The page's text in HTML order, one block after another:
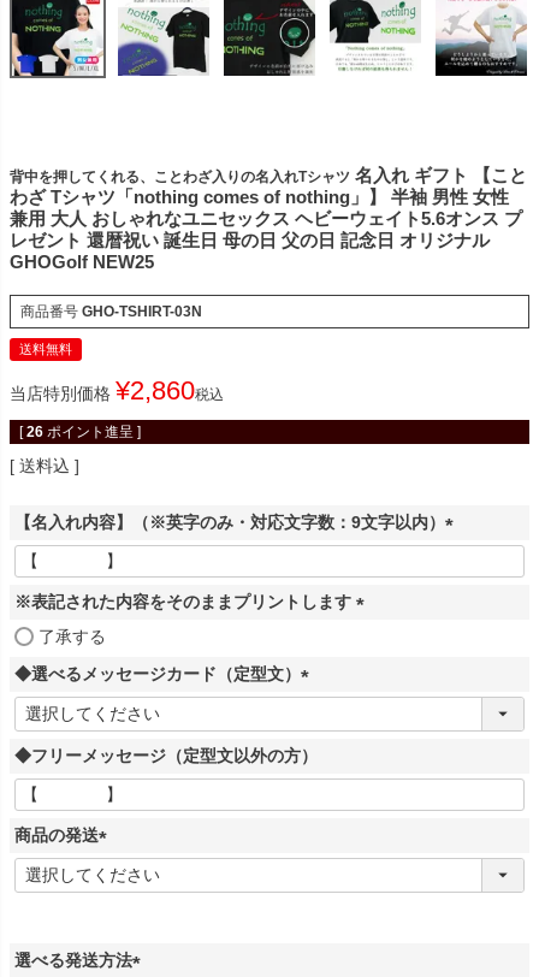
背中を押してくれる、ことわざ入りの名入れTシャツ 名入れ ギフト 【こと
わざ Tシャツ「nothing comes of nothing」】 半袖 男性 女性
兼用 大人 おしゃれなユニセックス ヘビーウェイト5.6オンス プ
レゼント 還暦祝い 誕生日 母の日 父の日 記念日 オリジナル
GHOGolf NEW25
商品番号 GHO-TSHIRT-03N
送料無料
当店特別価格 ¥2,860税込
[ 26 ポイント進呈 ]
送料込
【名入れ内容】（※英字のみ・対応文字数：9文字以内）
必
※表記された内容をそのままプリントします
了承する
◆選べるメッセージカード（定型文）
必
須
)
◆フリーメッセージ（定型文以外の方）
商品の発送
(
必
選べる発送方法